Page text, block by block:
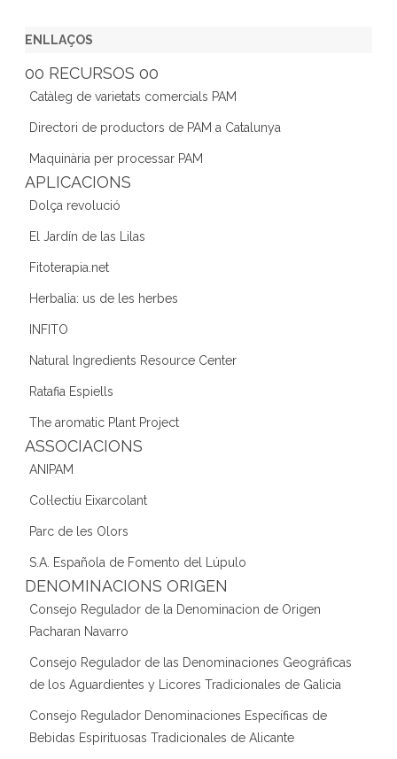
c
e
b
o
o
k
er gr
a
m
dI
n
ENLLAÇOS
00 RECURSOS 00
Catàleg de varietats comercials PAM
Directori de productors de PAM a Catalunya
Maquinària per processar PAM
APLICACIONS
Dolça revolució
El Jardín de las Lilas
Fitoterapia.net
Herbalia: us de les herbes
INFITO
Natural Ingredients Resource Center
Ratafia Espiells
The aromatic Plant Project
ASSOCIACIONS
ANIPAM
Col·lectiu Eixarcolant
Parc de les Olors
S.A. Española de Fomento del Lúpulo
DENOMINACIONS ORIGEN
Consejo Regulador de la Denominacion de Origen
Pacharan Navarro
Consejo Regulador de las Denominaciones Geográficas
de los Aguardientes y Licores Tradicionales de Galicia
Consejo Regulador Denominaciones Específicas de
Bebidas Espirituosas Tradicionales de Alicante